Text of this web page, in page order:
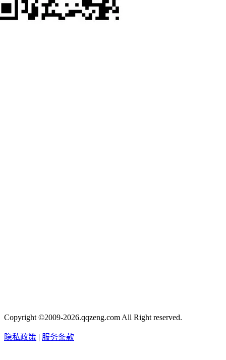
Copyright ©2009-2026.qqzeng.com All Right reserved.
隐私政策 | 服务条款